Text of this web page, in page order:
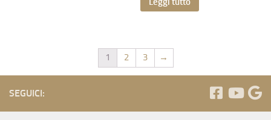
1 2 3 →
SEGUICI: